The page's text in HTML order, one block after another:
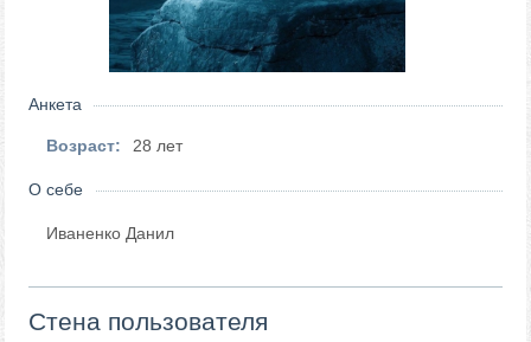
Анкета
Возраст: 28 лет
О себе
Иваненко Данил
Стена пользователя